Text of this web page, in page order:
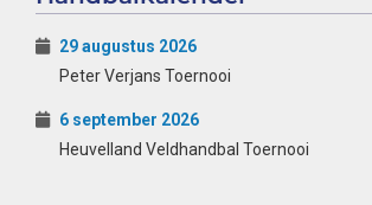
29 augustus 2026
Peter Verjans Toernooi
6 september 2026
Heuvelland Veldhandbal Toernooi